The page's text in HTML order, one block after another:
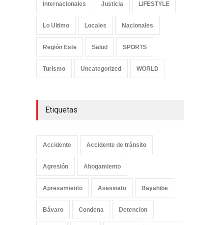
Internacionales Justicia LIFESTYLE
Lo Ultimo Locales Nacionales
Región Este Salud SPORTS
Turismo Uncategorized WORLD
Etiquetas
Accidente Accidente de tránsito
Agresión Ahogamiento
Apresamiento Asesinato Bayahibe
Bávaro Condena Detencion